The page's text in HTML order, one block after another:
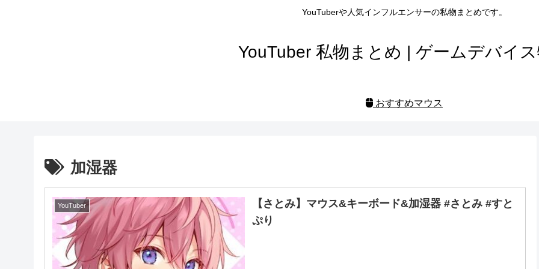
YouTuberや人気インフルエンサーの私物まとめです。
YouTuber 私物まとめ | ゲームデバイ
おすすめマウス
加湿器
YouTuber
【さとみ】マウス&キーボード&加湿器 #さとみ #すと
ぷり